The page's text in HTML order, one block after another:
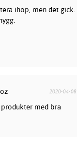
ihop, men det gick.
2020-04-08
med bra